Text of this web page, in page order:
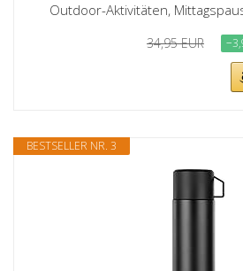
Outdoor-Aktivitäten,
34,95 EUR
BESTSELLER NR. 3